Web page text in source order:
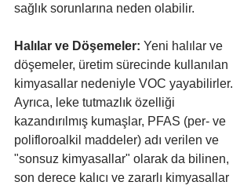
sağlık sorunlarına neden olabilir.
Halılar ve Döşemeler: Yeni halılar ve
döşemeler, üretim sürecinde kullanılan
kimyasallar nedeniyle VOC yayabilirler.
Ayrıca, leke tutmazlık özelliği
kazandırılmış kumaşlar, PFAS (per- ve
polifloroalkil maddeler) adı verilen ve
"sonsuz kimyasallar" olarak da bilinen,
son derece kalıcı ve zararlı kimyasallar